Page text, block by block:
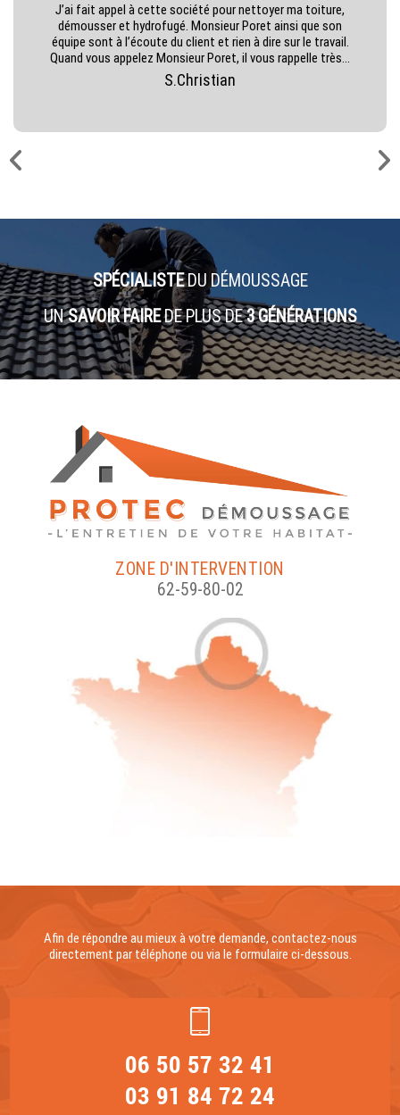
J’ai fait appel à cette société pour nettoyer ma toiture,
démousser et hydrofugé. Monsieur Poret ainsi que son
équipe sont à l’écoute du client et rien à dire sur le travail.
Quand vous appelez Monsieur Poret, il vous rappelle très...
S.Christian
SPÉCIALISTEDU DÉMOUSSAGE
UNSAVOIR FAIREDE PLUS DE3 GÉNÉRATIONS
ZONE D'INTERVENTION
62-59-80-02
Afin de répondre au mieux à votre demande, contactez-nous
directement par téléphone ou via le formulaire ci-dessous.
06 50 57 32 41
03 91 84 72 24